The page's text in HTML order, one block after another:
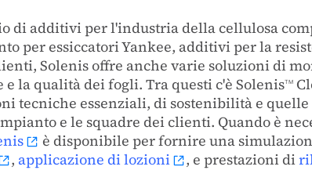
di additivi per l'industria della cellulosa
per essiccatori Yankee, additivi per la
Solenis offre anche varie soluzioni di
la qualità dei fogli. Tra questi c'è SolenisTM
tecniche essenziali, di sostenibilità e
e le squadre dei clienti. Quando è
è disponibile per fornire una
, applicazione di lozioni , e prestazioni di